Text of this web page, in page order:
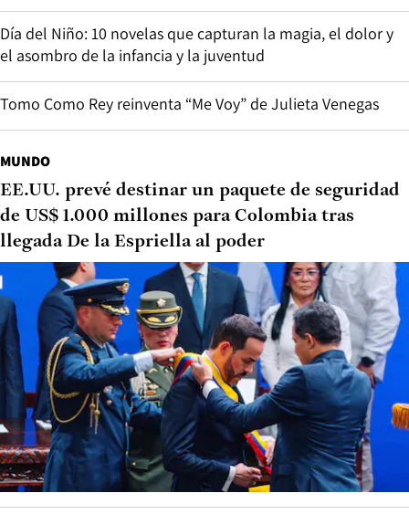
Día del Niño: 10 novelas que capturan la magia, el dolor y
el asombro de la infancia y la juventud
Tomo Como Rey reinventa “Me Voy” de Julieta Venegas
MUNDO
EE.UU. prevé destinar un paquete de seguridad
de US$ 1.000 millones para Colombia tras
llegada De la Espriella al poder